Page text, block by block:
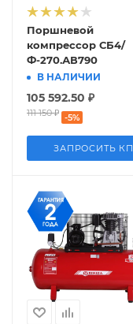
Поршневой
компрессор СБ4/
Ф-270.АВ790
В НАЛИЧИИ
105 592.50 ₽
111 150₽ -5%
ЗАПРОСИТЬ КП